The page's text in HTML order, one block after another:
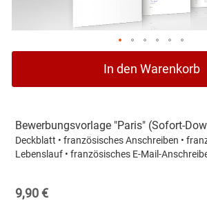
der
In den Warenkorb
Bewerbungsvorlage "Paris" (Sofort-
Deckblatt • französisches Anschreiben •
Lebenslauf • französisches E-Mail-
9,90 €